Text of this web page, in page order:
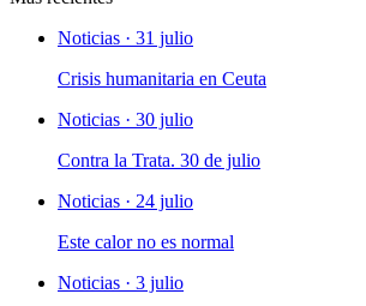
Noticias · 31 julio
Crisis humanitaria en Ceuta
Noticias · 30 julio
Contra la Trata. 30 de julio
Noticias · 24 julio
Este calor no es normal
Noticias · 3 julio